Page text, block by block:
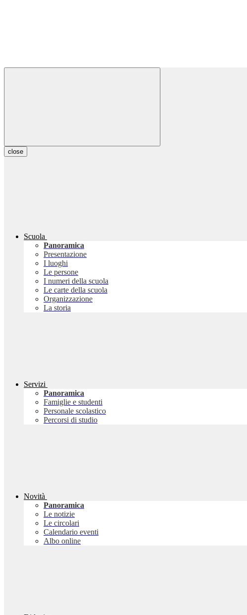
close
Scuola
Panoramica
Presentazione
I luoghi
Le persone
I numeri della scuola
Le carte della scuola
Organizzazione
La storia
Servizi
Panoramica
Famiglie e studenti
Personale scolastico
Percorsi di studio
Novità
Panoramica
Le notizie
Le circolari
Calendario eventi
Albo online